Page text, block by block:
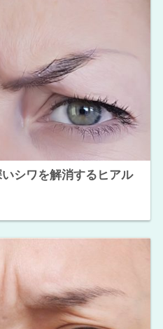
シワを解消するヒアル